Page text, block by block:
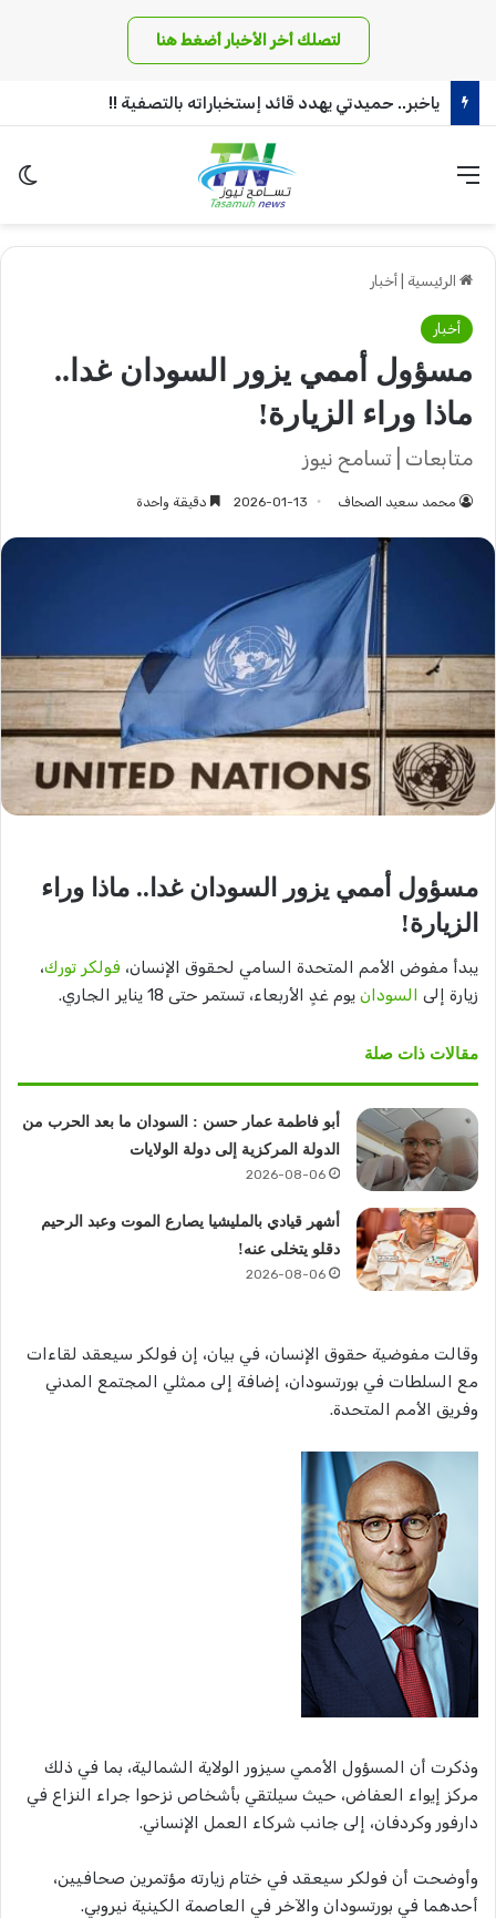
لتصلك أخر الأخبار أضغط هنا
ياخبر.. حميدتي يهدد قائد إستخباراته بالتصفية !!
القائمة
الرئيسية أخبار
أخبار
مسؤول أممي يزور السودان غدا..
ماذا وراء الزيارة!
متابعات | تسامح نيوز
محمد سعيد الصحاف 2026-01-13 دقيقة واحدة
مسؤول أممي يزور السودان غدا.. ماذا وراء
الزيارة!
يبدأ مفوض الأمم المتحدة السامي لحقوق الإنسان، فولكر تورك،
زيارة إلى
السودان يوم غدٍ الأربعاء، تستمر حتى 18 يناير الجاري.
مقالات ذات صلة
أبو فاطمة عمار حسن : السودان ما بعد الحرب من
الدولة المركزية إلى دولة الولايات
2026-08-06
أشهر قيادي بالمليشيا يصارع الموت وعبد الرحيم
دقلو يتخلى عنه!
2026-08-06
وقالت مفوضية حقوق الإنسان، في بيان، إن فولكر سيعقد لقاءات
مع السلطات في بورتسودان، إضافة إلى ممثلي المجتمع المدني
وفريق الأمم المتحدة.
وذكرت أن المسؤول الأممي سيزور الولاية الشمالية، بما في ذلك
مركز إيواء العفاض، حيث سيلتقي بأشخاص نزحوا جراء النزاع في
دارفور وكردفان، إلى جانب شركاء العمل الإنساني.
وأوضحت أن فولكر سيعقد في ختام زيارته مؤتمرين صحافيين،
أحدهما في بورتسودان والآخر في العاصمة الكينية نيروبي.